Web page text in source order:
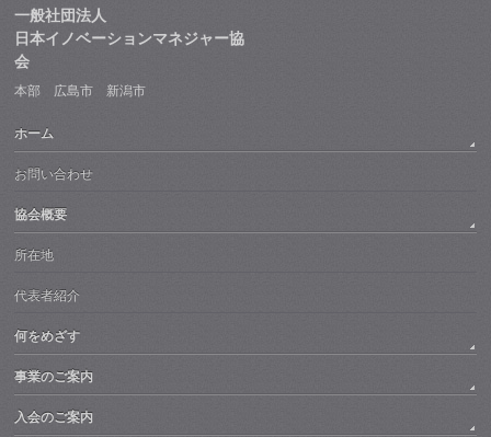
一般社団法人
日本イノベーションマネジャー協
会
本部 広島市 新潟市
ホーム
お問い合わせ
協会概要
所在地
代表者紹介
何をめざす
事業のご案内
入会のご案内